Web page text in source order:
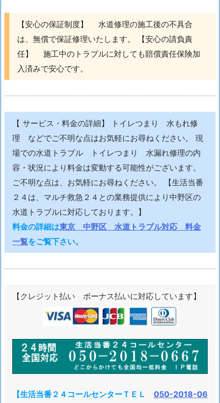
ア
【安心の保証制度】 水道修理の施工後の不具合
は、無償で保証修理いたします。 【安心の請負責
任】 施工中のトラブルに対しても賠償責任保険加
入済みで安心です。
【 サービス・料金の詳細】 トイレつまり 水もれ修
理 などでご不明な点はお気軽にお尋ねください。 現
場での水道トラブル トイレつまり 水漏れ修理の内
容・状況により料金は変動する可能性がございます。
ご不明な点は、お気軽にお尋ねください。 【生活当番
２４は、マルチ救急２４との業務提供により中野区の
水道トラブルに対応しております。】
料金の詳細は東京 中野区 水道トラブル対応 料金
一覧をご覧下さい。
【クレジット払い ボーナス払いに対応しています】
【生活当番２４コールセンターＴＥＬ 050-2018-06